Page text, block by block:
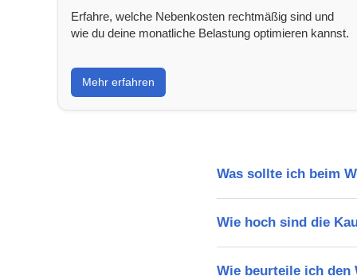
Erfahre, welche Nebenkosten rechtmäßig sind und
wie du deine monatliche Belastung optimieren kannst.
Mehr erfahren
Was sollte ich beim
Wie hoch sind die
Wie beurteile ich den